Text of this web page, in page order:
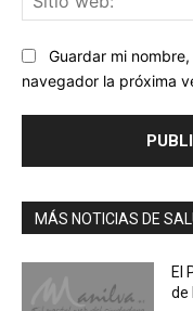
Guardar mi
navegador la próxima
MÁS NOTICIAS DE
El
de